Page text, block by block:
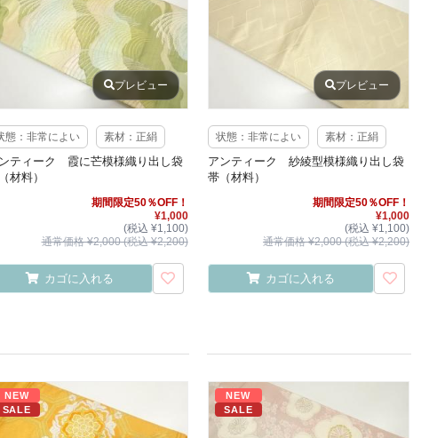
プレビュー
態：非常によい 素材：正絹
ティーク 霞に芒模様織り出し袋
材料）
期間限定50％OFF！
¥1,000
(税込 ¥1,100)
通常価格 ¥2,000 (税込 ¥2,200)
カゴに入れる
プレビュー
状態：非常によい 素材：正絹
アンティーク 紗綾型模様織り出し袋
帯（材料）
期間限定50％OFF！
¥1,000
(税込 ¥1,100)
通常価格 ¥2,000 (税込 ¥2,200)
カゴに入れる
NEW
SALE
NEW
SALE